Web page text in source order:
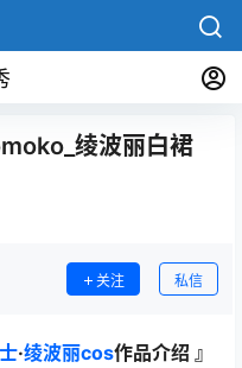
绫波丽白裙
关注 私信
·绫波丽cos作品介绍 』